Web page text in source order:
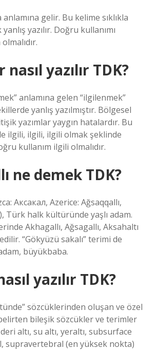
anlamına gelir. Bu kelime sıklıkla
yazılır. Doğru kullanımı
yazılır TDK?
anlamına gelen “ilgilenmek”
yanlış yazılmıştır. Bölgesel
yazımlar yaygın hatalardır. Bu
ilgili, ilgili, ilgili olmak şeklinde
kullanım ilgili olmalıdır.
ne demek TDK?
Аксакал, Azerice: Ağsaqqallı,
Türk halk kültüründe yaşlı adam.
Akhagallı, Ağsagallı, Aksahaltı
“Gökyüzü sakalı” terimi de
büyükbaba.
yazılır TDK?
sözcüklerinden oluşan ve özel
bileşik sözcükler ve terimler
deri altı, su altı, yeraltı, subsurface
supravertebral (en yüksek nokta)